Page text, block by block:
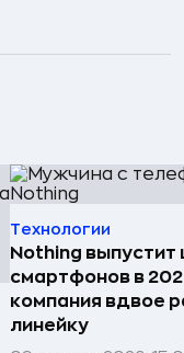
Технологии
Nothing выпустит
смартфонов в
компания вдвое
линейку